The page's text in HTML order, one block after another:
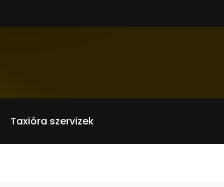
Taxióra szervizek